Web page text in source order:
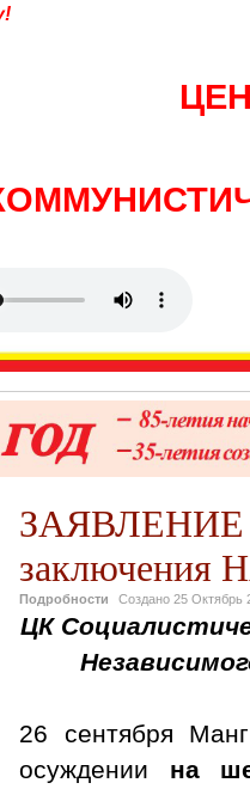
ЗАЯВЛЕНИЕ
Подробности Создано 25 Октябрь
ЦК
26 сентября
осуждении на